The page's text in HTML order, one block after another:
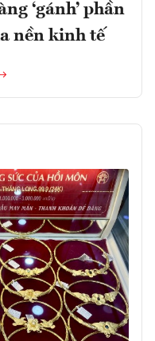
‘gánh’ phần
nền kinh tế